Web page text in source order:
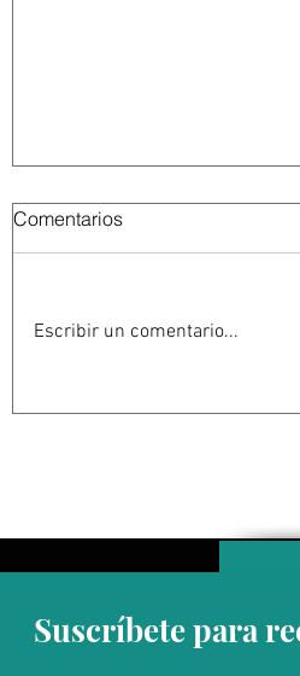
Comentarios
Escribir un comentario...
Suscríbete para